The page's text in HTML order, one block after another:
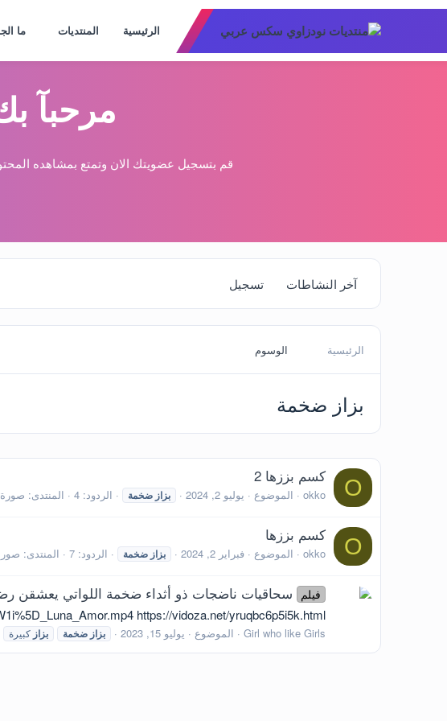
الرئيسية المنتديات ما
مرحبآ
قم بتسجيل عضويتك الان وتمتع بمشاهده
آخر النشاطات تسجيل
الرئيسية الوسوم
بزاز ضخمة
O كسم بززها 2
okko الموضوع يوليو 2, 2024 بزاز ضخمة الردود: 4 المنتدى: صورة
O كسم بززها
okko الموضوع فبراير 2, 2024 بزاز ضخمة الردود: 7 المنتدى:
فيلم سحاقيات ناضجات ذو أثداء ضخمة اللواتي يعشقن
https://vidoza.net/yruqbc6p5i5k.html
Girl who like Girls الموضوع يوليو 15, 2023 بزاز ضخمة بزاز كبيرة